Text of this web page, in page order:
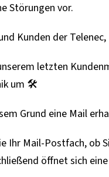
Störungen vor.
Kunden der Telenec,
letzten
um 🛠
Grund eine Mail
Ihr Mail-Postfach, ob
öffnet sich